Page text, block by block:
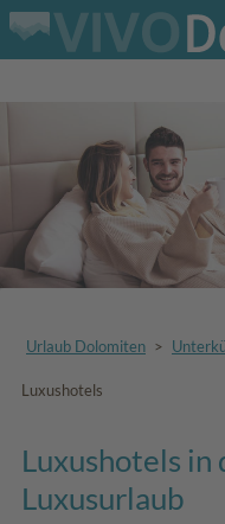
Urlaub Dolomiten >
Luxushotels
Luxushotels
Luxusurlaub